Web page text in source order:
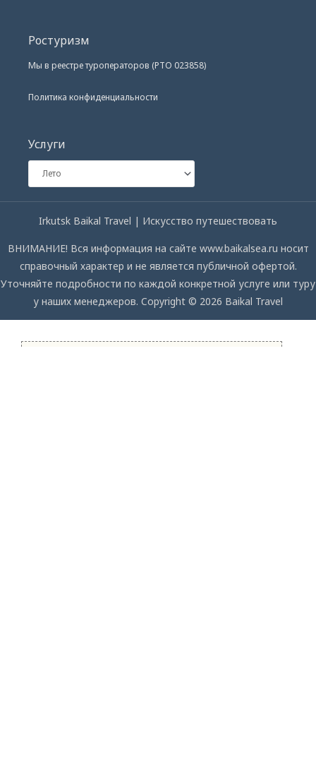
Ростуризм
Мы в реестре туроператоров (РТО 023858)
Политика конфиденциальности
Услуги
Irkutsk Baikal Travel | Искусство путешествовать
ВНИМАНИЕ! Вся информация на сайте www.baikalsea.ru носит
справочный характер и не является публичной офертой.
Уточняйте подробности по каждой конкретной услуге или туру
у наших менеджеров. Copyright © 2026 Baikal Travel